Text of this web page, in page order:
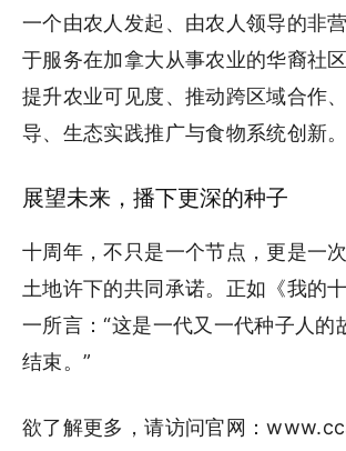
一个由农人发起、由农人领导的非
于服务在加拿大从事农业的华裔社
提升农业可见度、推动跨区域合作
导、生态实践推广与食物系统创新。
展望未来，播下更深的种子
十周年，不只是一个节点，更是一
土地许下的共同承诺。正如《我的
一所言：“这是一代又一代种子人的
结束。”
欲了解更多，请访问官网：